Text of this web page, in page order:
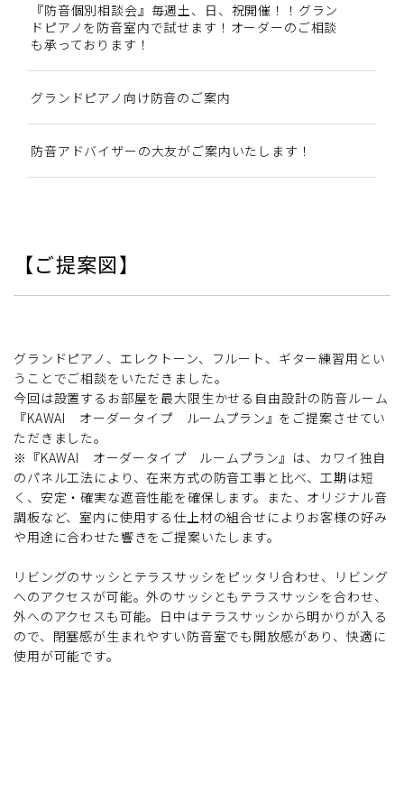
『防音個別相談会』毎週土、日、祝開催！！グラン
ドピアノを防音室内で試せます！オーダーのご相談
も承っております！
グランドピアノ向け防音のご案内
防音アドバイザーの大友がご案内いたします！
【ご提案図】
グランドピアノ、エレクトーン、フルート、ギター練習用とい
うことでご相談をいただきました。
今回は設置するお部屋を最大限生かせる自由設計の防音ルーム
『KAWAI オーダータイプ ルームプラン』をご提案させてい
ただきました。
※『KAWAI オーダータイプ ルームプラン』は、カワイ独自
のパネル工法により、在来方式の防音工事と比べ、工期は短
く、安定・確実な遮音性能を確保します。また、オリジナル音
調板など、室内に使用する仕上材の組合せによりお客様の好み
や用途に合わせた響きをご提案いたします。
リビングのサッシとテラスサッシをピッタリ合わせ、リビング
へのアクセスが可能。外のサッシともテラスサッシを合わせ、
外へのアクセスも可能。日中はテラスサッシから明かりが入る
ので、閉塞感が生まれやすい防音室でも開放感があり、快適に
使用が可能です。